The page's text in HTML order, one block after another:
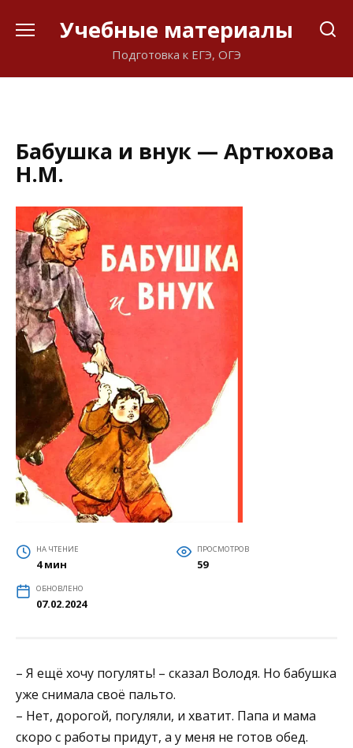
Учебные материалы
Подготовка к ЕГЭ, ОГЭ
Бабушка и внук — Артюхова
Н.М.
НА ЧТЕНИЕ
4 мин
ПРОСМОТРОВ
59
ОБНОВЛЕНО
07.02.2024
– Я ещё хочу погулять! – сказал Володя. Но бабушка
уже снимала своё пальто.
– Нет, дорогой, погуляли, и хватит. Папа и мама
скоро с работы придут, а у меня не готов обед.